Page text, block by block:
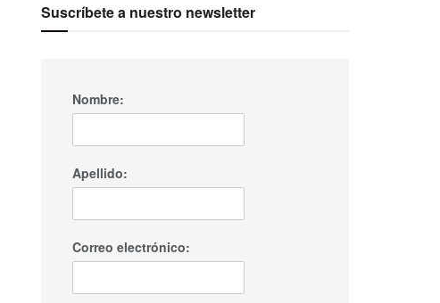
Suscríbete a nuestro newsletter
Nombre:
Apellido:
Correo electrónico: